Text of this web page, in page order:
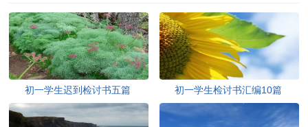
初一学生迟到检讨书五篇 初一学生检讨书汇编10篇